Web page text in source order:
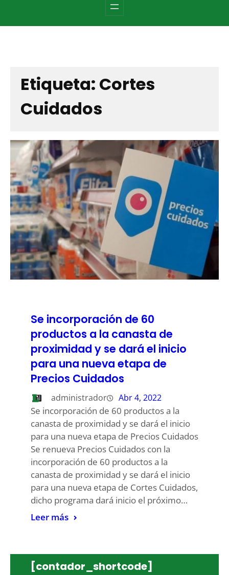
Etiqueta: Cortes
Cuidados
Se incorporación de 60
productos a la canasta de
proximidad y se dará el inicio
para una nueva etapa de
Precios Cuidados
administrador Abr 4, 2022
Se incorporación de 60 productos a la
canasta de proximidad y se dará el inicio
para una nueva etapa de Precios Cuidados
Se renueva Precios Cuidados con la
incorporación de 60 productos a la
canasta de proximidad y se dará el inicio
para una nueva etapa de Cortes Cuidados,
dicho programa dará inicio el próximo…
Leer más
[contador_shortcode]